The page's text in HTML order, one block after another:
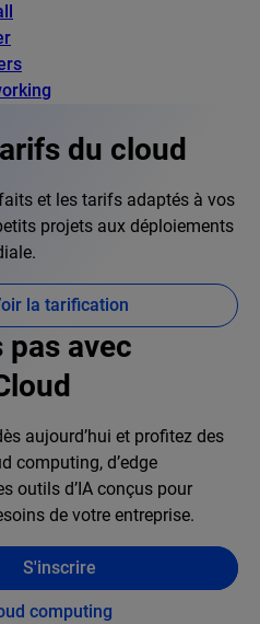
du cloud
et les tarifs adaptés à vos
projets aux déploiements
la tarification
pas avec
aujourd’hui et profitez des
computing, d’edge
outils d’IA conçus pour
de votre entreprise.
S'inscrire
computing